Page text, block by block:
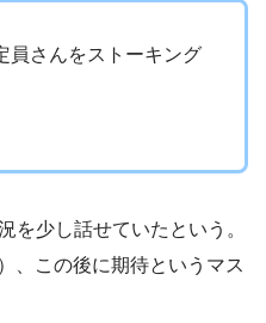
さんをストーキング
を少し話せていたという。
、この後に期待というマス